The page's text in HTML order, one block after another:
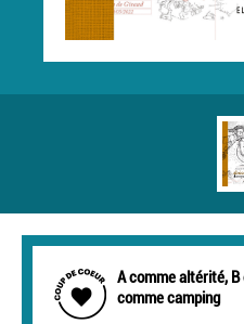
A comme altérité,
comme camping